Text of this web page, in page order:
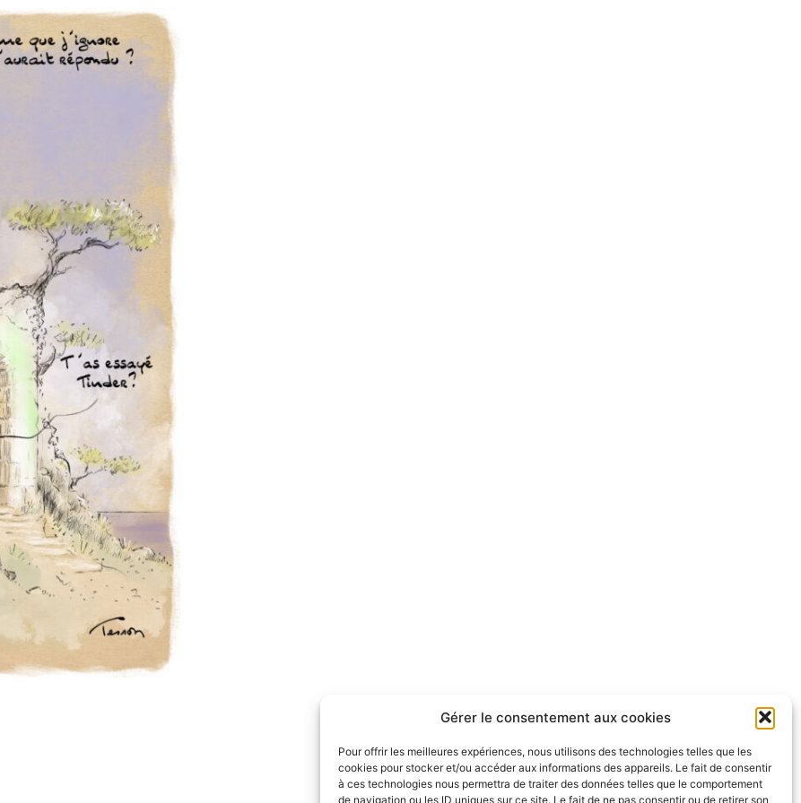
Gérer le consentement aux cookies
Pour offrir les meilleures expériences, nous utilisons des technologies telles que les
cookies pour stocker et/ou accéder aux informations des appareils. Le fait de consentir
à ces technologies nous permettra de traiter des données telles que le comportement
de navigation ou les ID uniques sur ce site. Le fait de ne pas consentir ou de retirer son